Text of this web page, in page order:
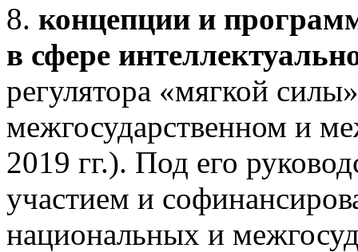
8. концепции и
в сфере
регулятора «мягкой
межгосударственном и
2019 гг.). Под его
участием и
национальных и